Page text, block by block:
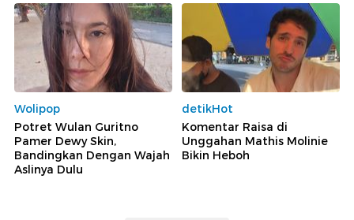
Wolipop
Potret Wulan Guritno
Pamer Dewy Skin,
Bandingkan Dengan Wajah
Aslinya Dulu
detikHot
Komentar Raisa di
Unggahan Mathis Molinie
Bikin Heboh